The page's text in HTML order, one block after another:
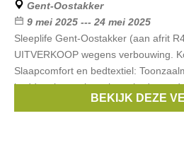
Gent-Oostakker
9 mei 2025 --- 24 mei 2025
Sleeplife Gent-Oostakker (aan afrit
UITVERKOOP wegens verbouwing.
Slaapcomfort en bedtextiel:
bedden, boxsprings, lattenbodems,
Jolipa,SNURK,
BEKIJK DEZE